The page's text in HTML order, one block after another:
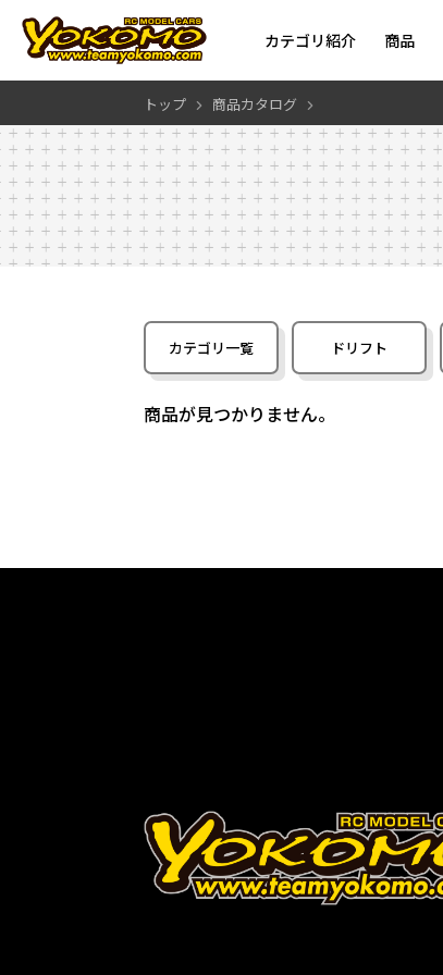
カテゴリ紹介 商品
トップ 商品カタログ
カテゴリ一覧 ドリフト
商品が見つかりません。